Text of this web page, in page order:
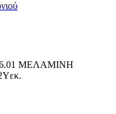
ΜΕΛΑΜΙΝΗ